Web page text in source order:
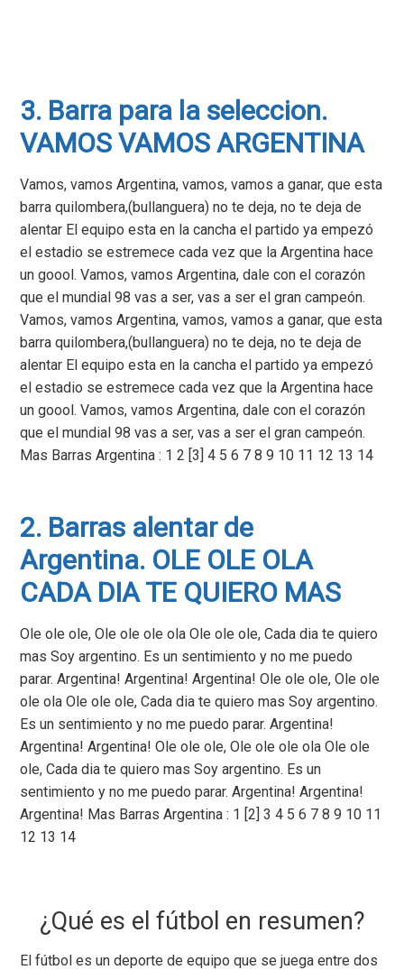
3. Barra para la seleccion.
VAMOS VAMOS ARGENTINA
Vamos, vamos Argentina, vamos, vamos a ganar, que esta
barra quilombera,(bullanguera) no te deja, no te deja de
alentar El equipo esta en la cancha el partido ya empezó
el estadio se estremece cada vez que la Argentina hace
un goool. Vamos, vamos Argentina, dale con el corazón
que el mundial 98 vas a ser, vas a ser el gran campeón.
Vamos, vamos Argentina, vamos, vamos a ganar, que esta
barra quilombera,(bullanguera) no te deja, no te deja de
alentar El equipo esta en la cancha el partido ya empezó
el estadio se estremece cada vez que la Argentina hace
un goool. Vamos, vamos Argentina, dale con el corazón
que el mundial 98 vas a ser, vas a ser el gran campeón.
Mas Barras Argentina : 1 2 [3] 4 5 6 7 8 9 10 11 12 13 14
2. Barras alentar de
Argentina. OLE OLE OLA
CADA DIA TE QUIERO MAS
Ole ole ole, Ole ole ole ola Ole ole ole, Cada dia te quiero
mas Soy argentino. Es un sentimiento y no me puedo
parar. Argentina! Argentina! Argentina! Ole ole ole, Ole ole
ole ola Ole ole ole, Cada dia te quiero mas Soy argentino.
Es un sentimiento y no me puedo parar. Argentina!
Argentina! Argentina! Ole ole ole, Ole ole ole ola Ole ole
ole, Cada dia te quiero mas Soy argentino. Es un
sentimiento y no me puedo parar. Argentina! Argentina!
Argentina! Mas Barras Argentina : 1 [2] 3 4 5 6 7 8 9 10 11
12 13 14
¿Qué es el fútbol en resumen?
El fútbol es un deporte de equipo que se juega entre dos